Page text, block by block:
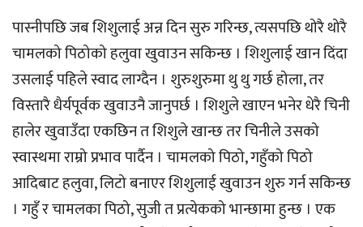
पास्नीपछि जब शिशुलाई अन्न दिन सुरु गरिन्छ, त्यसपछि थोरै थोरै
चामलको पिठोको हलुवा खुवाउन सकिन्छ । शिशुलाई खान दिंदा
उसलाई पहिले स्वाद लाग्दैन । शुरुशुरुमा थु थु गर्छ होला, तर
विस्तारै धैर्यपूर्वक खुवाउनै जानुपर्छ । शिशुले खाएन भनेर धेरै चिनी
हालेर खुवाउँदा एकछिन त शिशुले खान्छ तर चिनीले उसको
स्वास्थमा राम्रो प्रभाव पार्दैन । चामलको पिठो, गहुँको पिठो
आदिबाट हलुवा, लिटो बनाएर शिशुलाई खुवाउन शुरु गर्न सकिन्छ
। गहुँ र चामलका पिठो, सुजी त प्रत्येकको भान्छामा हुन्छ । एक